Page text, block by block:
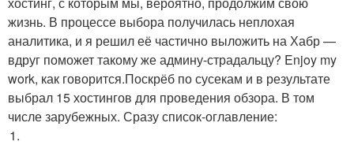
жизнь. В процессе выбора получилась неплохая
аналитика, и я решил её частично выложить на Хабр —
вдруг поможет такому же админу-страдальцу? Enjoy my
work, как говорится.Поскрёб по сусекам и в результате
выбрал 15 хостингов для проведения обзора. В том
числе зарубежных. Сразу список-оглавление: